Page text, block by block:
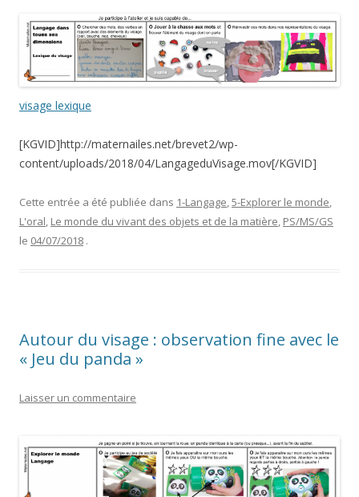
visage lexique
[KGVID]http://maternailes.net/brevet2/wp-
content/uploads/2018/04/LangageduVisage.mov[/KGVID]
Cette entrée a été publiée dans 1-Langage 5-Explorer le monde
L'oral Le monde du vivant des objets et de la matière PS/MS/GS
le 04/07/2018 .
Autour du visage : observation fine avec le
« Jeu du panda »
Laisser un commentaire